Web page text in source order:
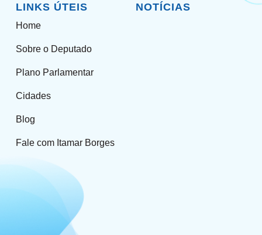
LINKS ÚTEIS
Home
Sobre o Deputado
Plano Parlamentar
Cidades
Blog
Fale com Itamar Borges
NOTÍCIAS